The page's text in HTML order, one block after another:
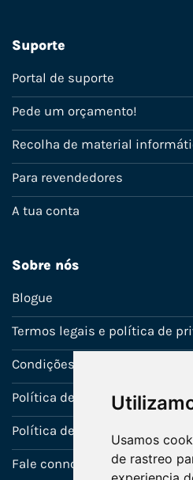
Usamos
de rastreo
Suporte
Portal de suporte
Pede um orçamento!
Recolha de material
Para revendedores
A tua conta
Sobre nós
Blogue
Termos legais e política de
Condições de venda
Política de Garantia
Política de utilização de
Fale connosco